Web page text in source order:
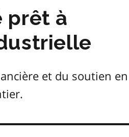
prêt à
et du soutien en